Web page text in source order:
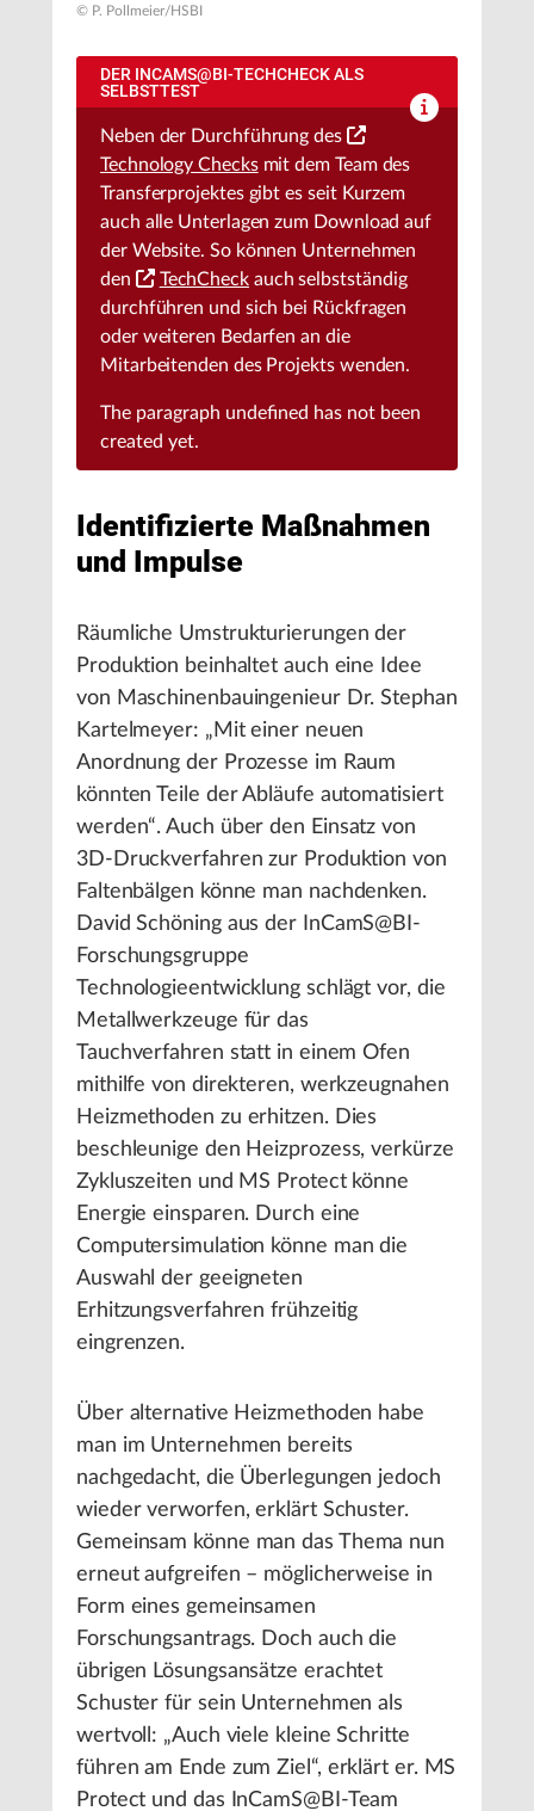
© P. Pollmeier/HSBI
DER INCAMS@BI-TECHCHECK ALS
SELBSTTEST
Neben der Durchführung des
Technology Checksmit dem Team des
Transferprojektes gibt es seit Kurzem
auch alle Unterlagen zum Download auf
der Website. So können Unternehmen
den
TechCheckauch selbstständig
durchführen und sich bei Rückfragen
oder weiteren Bedarfen an die
Mitarbeitenden des Projekts wenden.
The paragraph undefined has not been
created yet.
Identifizierte Maßnahmen
und Impulse
Räumliche Umstrukturierungen der
Produktion beinhaltet auch eine Idee
von Maschinenbauingenieur Dr. Stephan
Kartelmeyer: „Mit einer neuen
Anordnung der Prozesse im Raum
könnten Teile der Abläufe automatisiert
werden“. Auch über den Einsatz von
3D-Druckverfahren zur Produktion von
Faltenbälgen könne man nachdenken.
David Schöning aus der InCamS@BI-
Forschungsgruppe
Technologieentwicklung schlägt vor, die
Metallwerkzeuge für das
Tauchverfahren statt in einem Ofen
mithilfe von direkteren, werkzeugnahen
Heizmethoden zu erhitzen. Dies
beschleunige den Heizprozess, verkürze
Zykluszeiten und MS Protect könne
Energie einsparen. Durch eine
Computersimulation könne man die
Auswahl der geeigneten
Erhitzungsverfahren frühzeitig
eingrenzen.
Über alternative Heizmethoden habe
man im Unternehmen bereits
nachgedacht, die Überlegungen jedoch
wieder verworfen, erklärt Schuster.
Gemeinsam könne man das Thema nun
erneut aufgreifen – möglicherweise in
Form eines gemeinsamen
Forschungsantrags. Doch auch die
übrigen Lösungsansätze erachtet
Schuster für sein Unternehmen als
wertvoll: „Auch viele kleine Schritte
führen am Ende zum Ziel“, erklärt er. MS
Protect und das InCamS@BI-Team